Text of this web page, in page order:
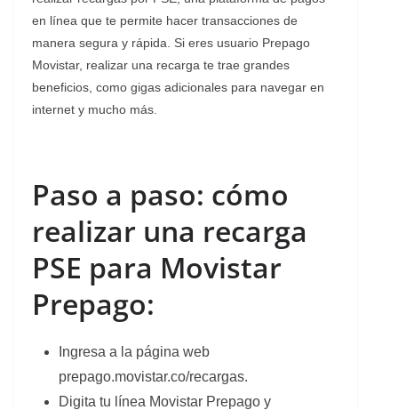
en línea que te permite hacer transacciones de
manera segura y rápida. Si eres usuario Prepago
Movistar, realizar una recarga te trae grandes
beneficios, como gigas adicionales para navegar en
internet y mucho más.
Paso a paso: cómo
realizar una recarga
PSE para Movistar
Prepago:
Ingresa a la página web
prepago.movistar.co/recargas.
Digita tu línea Movistar Prepago y